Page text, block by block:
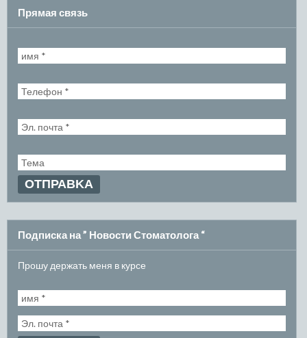
Прямая связь
Подписка на ” Новости Стоматолога “
Прошу держать меня в курсе